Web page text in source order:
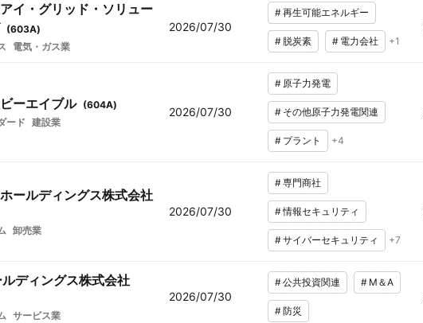
イ・グリッド・ソリュー
(603A)
電気・ガス業
2026/07/30
#再生可能エネルギー
# 脱炭素 # 電力会社 +1
ーエイブル (604A)
ード 建設業
2026/07/30
# 原子力発電
# その他原子力発電関連
# プラント +4
ールディングス株式会社
卸売業
2026/07/30
#専門商社
#情報セキュリティ
#サイバーセキュリティ +7
ディングス株式会社
サービス業
2026/07/30
#公共投資関連 # M＆A
#防災